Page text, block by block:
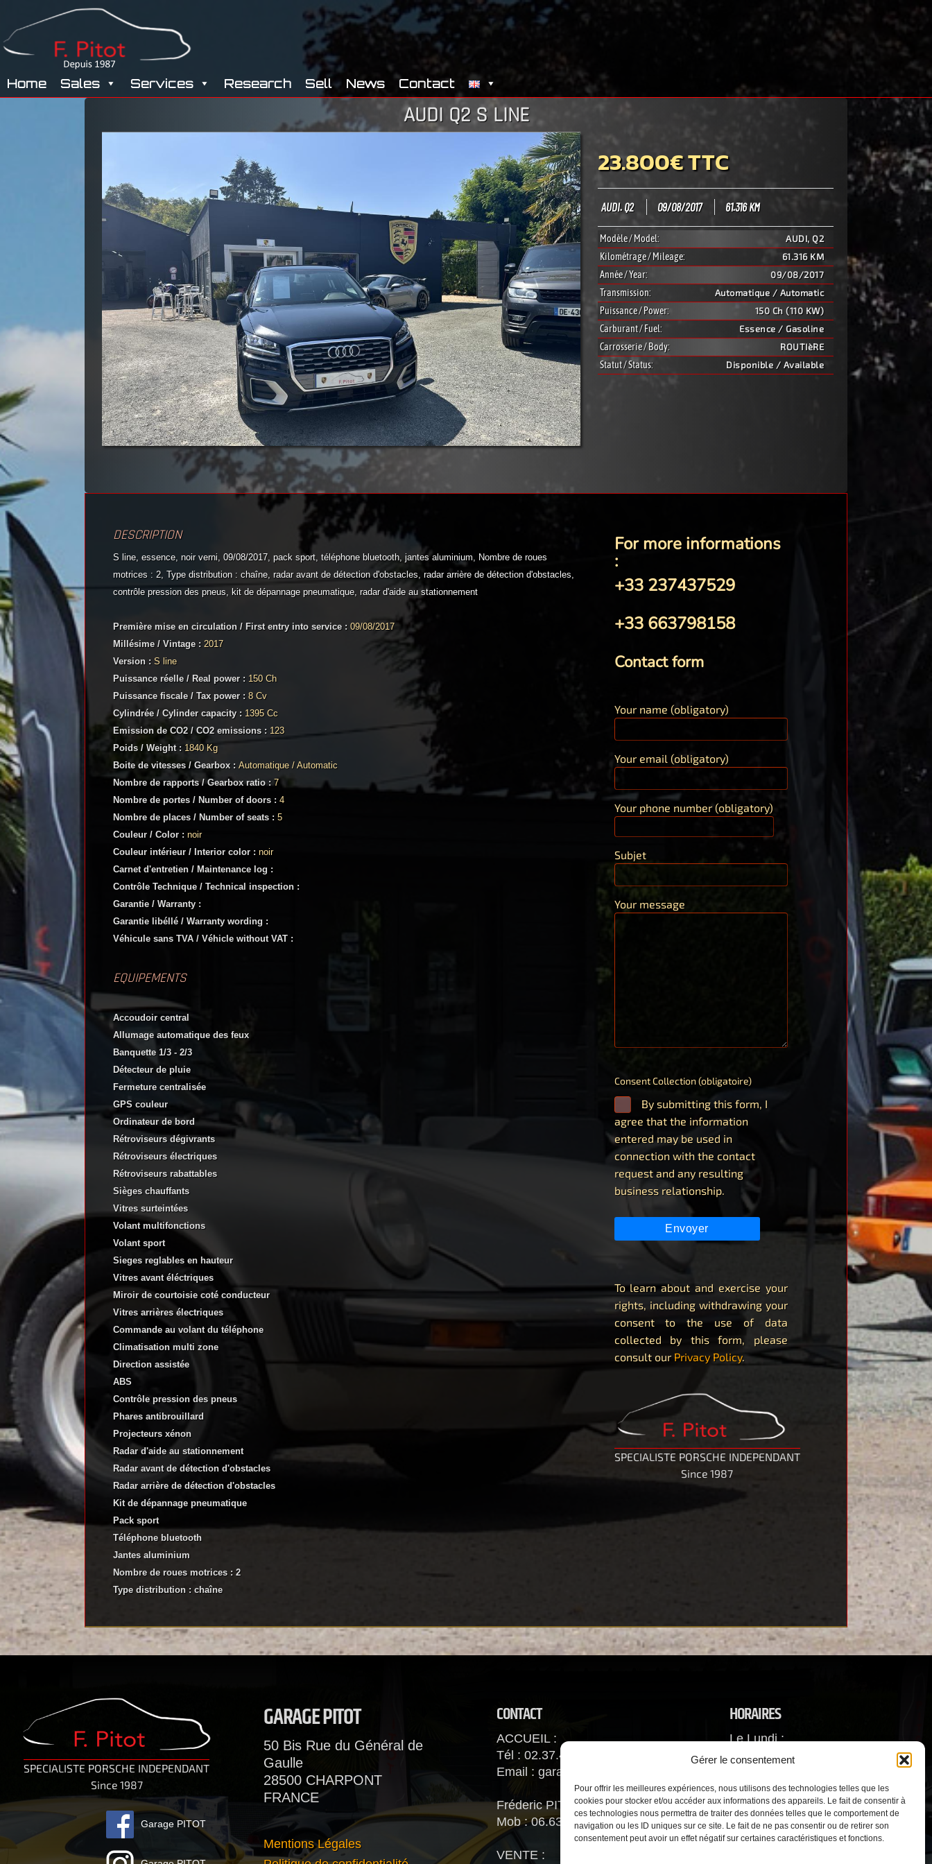
Gérer le consentement
Pour offrir les meilleures expériences, nous utilisons des technologies telles que les
cookies pour stocker et/ou accéder aux informations des appareils. Le fait de consentir à
ces technologies nous permettra de traiter des données telles que le comportement de
navigation ou les ID uniques sur ce site. Le fait de ne pas consentir ou de retirer son
consentement peut avoir un effet négatif sur certaines caractéristiques et fonctions.
GARAGE
PITOT
Home Sales Services Research Sell News Contact
AUDI Q2 S LINE
23.800€ TTC
AUDI. Q2 09/08/2017 61.316 KM
Modèle / Model:
AUDI, Q2
Kilométrage / Mileage:
61.316 KM
Année / Year:
09/08/2017
Transmission:
Automatique / Automatic
Puissance / Power:
150 Ch (110 KW)
Carburant / Fuel:
Essence / Gasoline
Carrosserie / Body:
ROUTIèRE
Statut / Status:
Disponible / Available
DESCRIPTION
S line, essence, noir verni, 09/08/2017, pack sport, téléphone bluetooth, jantes aluminium, Nombre de roues
motrices : 2, Type distribution : chaîne, radar avant de détection d'obstacles, radar arrière de détection d'obstacles,
contrôle pression des pneus, kit de dépannage pneumatique, radar d'aide au stationnement
Première mise en circulation / First entry into service : 09/08/2017
Millésime / Vintage : 2017
Version : S line
Puissance réelle / Real power : 150 Ch
Puissance fiscale / Tax power : 8 Cv
Cylindrée / Cylinder capacity : 1395 Cc
Emission de CO2 / CO2 emissions : 123
Poids / Weight : 1840 Kg
Boite de vitesses / Gearbox : Automatique / Automatic
Nombre de rapports / Gearbox ratio : 7
Nombre de portes / Number of doors : 4
Nombre de places / Number of seats : 5
Couleur / Color : noir
Couleur intérieur / Interior color : noir
Carnet d'entretien / Maintenance log :
Contrôle Technique / Technical inspection :
Garantie / Warranty :
Garantie libéllé / Warranty wording :
Véhicule sans TVA / Véhicle without VAT :
EQUIPEMENTS
Accoudoir central
Allumage automatique des feux
Banquette 1/3 - 2/3
Détecteur de pluie
Fermeture centralisée
GPS couleur
Ordinateur de bord
Rétroviseurs dégivrants
Rétroviseurs électriques
Rétroviseurs rabattables
Sièges chauffants
Vitres surteintées
Volant multifonctions
Volant sport
Sieges reglables en hauteur
Vitres avant éléctriques
Miroir de courtoisie coté conducteur
Vitres arrières électriques
Commande au volant du téléphone
Climatisation multi zone
Direction assistée
ABS
Contrôle pression des pneus
Phares antibrouillard
Projecteurs xénon
Radar d'aide au stationnement
Radar avant de détection d'obstacles
Radar arrière de détection d'obstacles
Kit de dépannage pneumatique
Pack sport
Téléphone bluetooth
Jantes aluminium
Nombre de roues motrices : 2
Type distribution : chaîne
For more informations
:
+33 237437529
+33 663798158
Contact form
Your name (obligatory)
Your email (obligatory)
Your phone number (obligatory)
Subjet
Your message
Consent Collection (obligatoire)
By submitting this form, I
agree that the information
entered may be used in
connection with the contact
request and any resulting
business relationship.
To learn about and exercise your
rights, including withdrawing your
consent to the use of data
collected by this form, please
consult our Privacy Policy.
SPECIALISTE PORSCHE INDEPENDANT
Since 1987
SPECIALISTE PORSCHE INDEPENDANT
Since 1987
Garage PITOT
GARAGE PITOT
50 Bis Rue du Général de
Gaulle
28500 CHARPONT
FRANCE
Mentions Légales
CONTACT
ACCUEIL :
Tél : 02.37.43.75.29
Email : garage-pitot@orange.fr
Fréderic PITOT
Mob : 06.63.93.88.66
VENTE :
HORAIRES
Le Lundi :
De 9h30 à 12h - 14h à 18h
Du mardi au Vendredi
De 8h à 12h - 14h à 18h30.
Samedi : De 8h à 13h